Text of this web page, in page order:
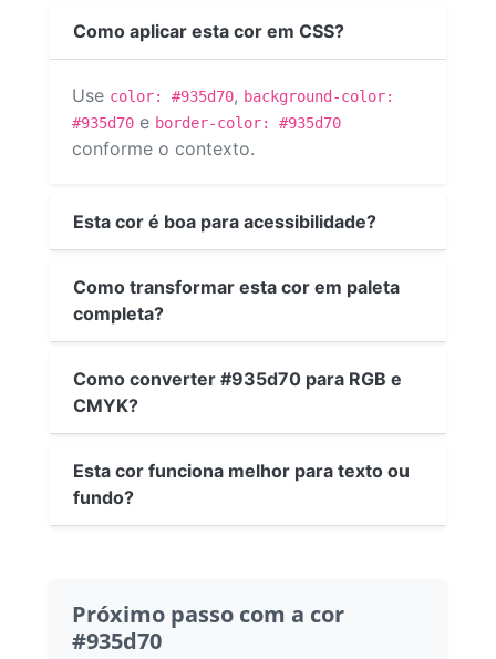
Como aplicar esta cor em CSS?
Use color: #935d70, background-color:
#935d70 e border-color: #935d70
conforme o contexto.
Esta cor é boa para acessibilidade?
Como transformar esta cor em paleta
completa?
Como converter #935d70 para RGB e
CMYK?
Esta cor funciona melhor para texto ou
fundo?
Próximo passo com a cor
#935d70